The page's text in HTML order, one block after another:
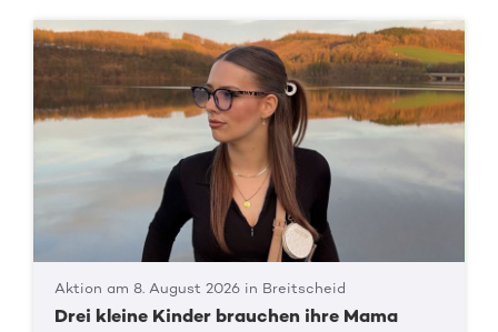
Aktion am 8. August 2026 in Breitscheid
Drei kleine Kinder brauchen ihre Mama